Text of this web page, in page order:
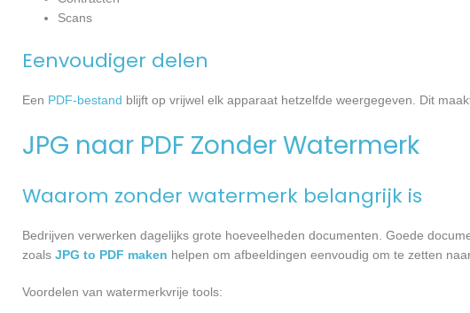
Scans
Eenvoudiger delen
Een PDF-bestand blijft op vrijwel elk apparaat hetzelfde weergegeven. Dit
JPG naar PDF Zonder Watermerk
Waarom zonder watermerk belangrijk is
Bedrijven verwerken dagelijks grote hoeveelheden documenten. Goede
zoals JPG to PDF maken helpen om afbeeldingen eenvoudig om te zetten
Voordelen van watermerkvrije tools: